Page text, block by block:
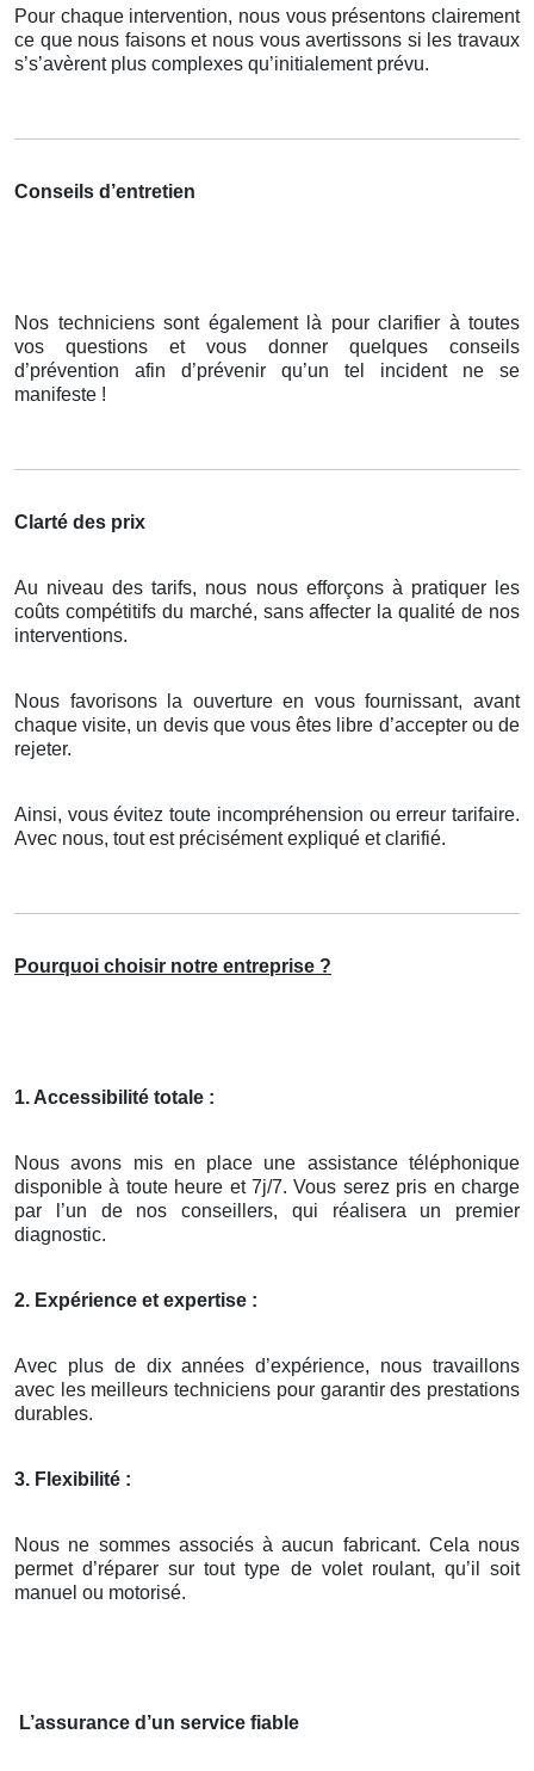
Pour chaque intervention, nous vous présentons clairement
ce que nous faisons et nous vous avertissons si les travaux
s’s’avèrent plus complexes qu’initialement prévu.
Conseils d’entretien
Nos techniciens sont également là pour clarifier à toutes
vos questions et vous donner quelques conseils
d’prévention afin d’prévenir qu’un tel incident ne se
manifeste !
Clarté des prix
Au niveau des tarifs, nous nous efforçons à pratiquer les
coûts compétitifs du marché, sans affecter la qualité de nos
interventions.
Nous favorisons la ouverture en vous fournissant, avant
chaque visite, un devis que vous êtes libre d’accepter ou de
rejeter.
Ainsi, vous évitez toute incompréhension ou erreur tarifaire.
Avec nous, tout est précisément expliqué et clarifié.
Pourquoi choisir notre entreprise ?
1. Accessibilité totale :
Nous avons mis en place une assistance téléphonique
disponible à toute heure et 7j/7. Vous serez pris en charge
par l’un de nos conseillers, qui réalisera un premier
diagnostic.
2. Expérience et expertise :
Avec plus de dix années d’expérience, nous travaillons
avec les meilleurs techniciens pour garantir des prestations
durables.
3. Flexibilité :
Nous ne sommes associés à aucun fabricant. Cela nous
permet d’réparer sur tout type de volet roulant, qu’il soit
manuel ou motorisé.
L’assurance d’un service fiable